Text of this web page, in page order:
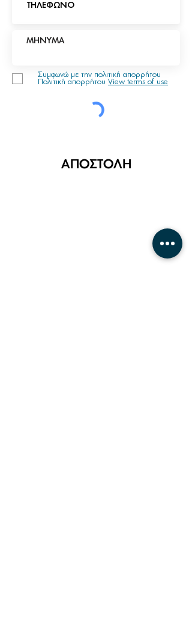
Συμφωνώ με την πολιτική απορρήτου
Πολιτική απορρήτου View terms of use
ΑΠΟΣΤΟΛΗ